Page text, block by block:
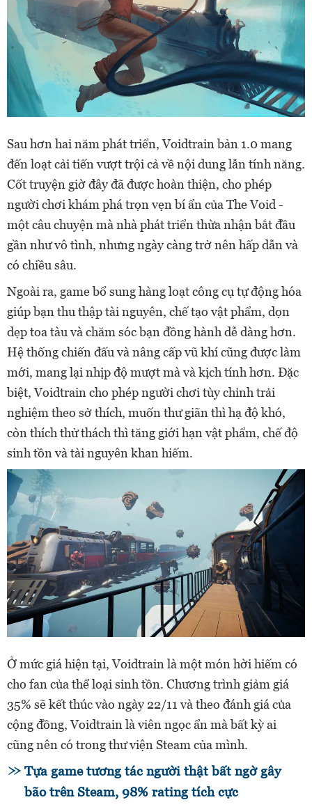
Sau hơn hai năm phát triển, Voidtrain bản 1.0 mang
đến loạt cải tiến vượt trội cả về nội dung lẫn tính năng.
Cốt truyện giờ đây đã được hoàn thiện, cho phép
người chơi khám phá trọn vẹn bí ẩn của The Void -
một câu chuyện mà nhà phát triển thừa nhận bắt đầu
gần như vô tình, nhưng ngày càng trở nên hấp dẫn và
có chiều sâu.
Ngoài ra, game bổ sung hàng loạt công cụ tự động hóa
giúp bạn thu thập tài nguyên, chế tạo vật phẩm, dọn
dẹp toa tàu và chăm sóc bạn đồng hành dễ dàng hơn.
Hệ thống chiến đấu và nâng cấp vũ khí cũng được làm
mới, mang lại nhịp độ mượt mà và kịch tính hơn. Đặc
biệt, Voidtrain cho phép người chơi tùy chỉnh trải
nghiệm theo sở thích, muốn thư giãn thì hạ độ khó,
còn thích thử thách thì tăng giới hạn vật phẩm, chế độ
sinh tồn và tài nguyên khan hiếm.
Ở mức giá hiện tại, Voidtrain là một món hời hiếm có
cho fan của thể loại sinh tồn. Chương trình giảm giá
35% sẽ kết thúc vào ngày 22/11 và theo đánh giá của
cộng đồng, Voidtrain là viên ngọc ẩn mà bất kỳ ai
cũng nên có trong thư viện Steam của mình.
Tựa game tương tác người thật bất ngờ gây
bão trên Steam, 98% rating tích cực